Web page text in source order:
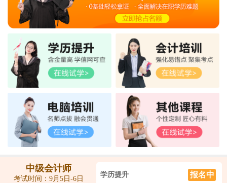
中级会计师
考试时间：9月5日-6日
学历提升 报名中